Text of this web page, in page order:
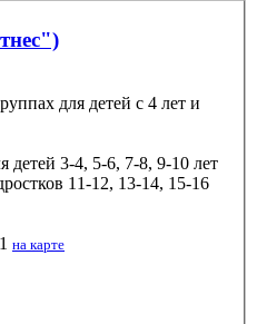
для детей с 4 лет и
детей 3-4, 5-6, 7-8, 9-10 лет
11-12, 13-14, 15-16
на карте